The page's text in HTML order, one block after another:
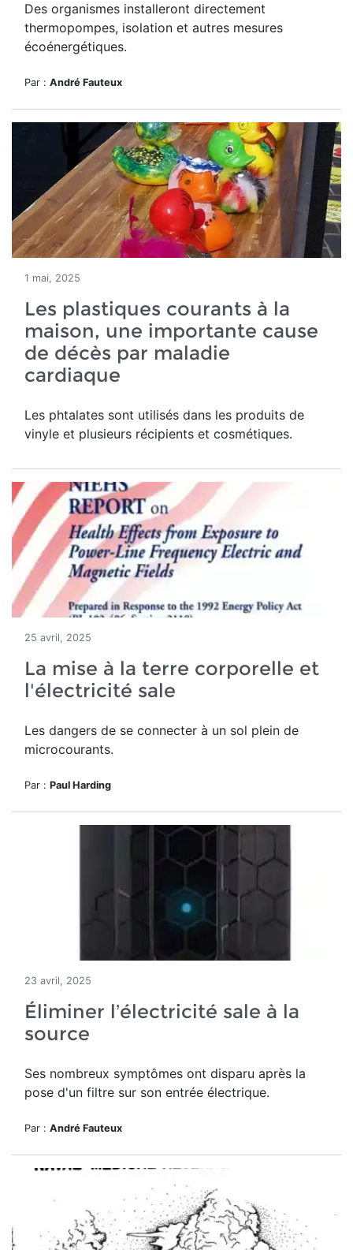
Des organismes installeront directement
thermopompes, isolation et autres mesures
écoénergétiques.
Par : André Fauteux
1 mai, 2025
Les plastiques courants à la
maison, une importante cause
de décès par maladie
cardiaque
Les phtalates sont utilisés dans les produits de
vinyle et plusieurs récipients et cosmétiques.
25 avril, 2025
La mise à la terre corporelle et
l'électricité sale
Les dangers de se connecter à un sol plein de
microcourants.
Par : Paul Harding
23 avril, 2025
Éliminer l’électricité sale à la
source
Ses nombreux symptômes ont disparu après la
pose d'un filtre sur son entrée électrique.
Par : André Fauteux